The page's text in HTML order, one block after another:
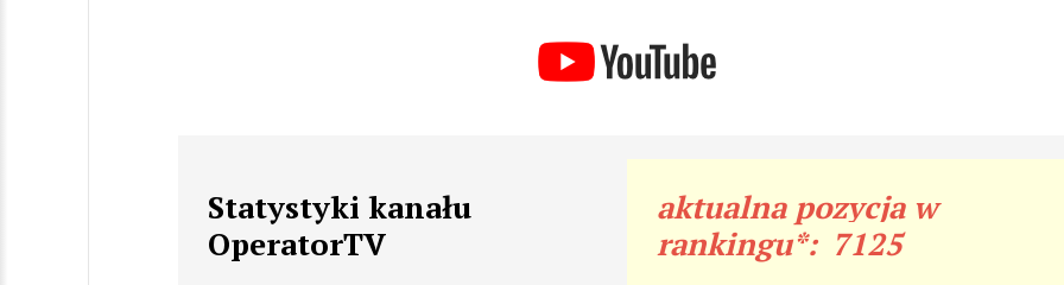
Statystyki kanału
OperatorTV
aktualna pozycja w
rankingu*: 7125